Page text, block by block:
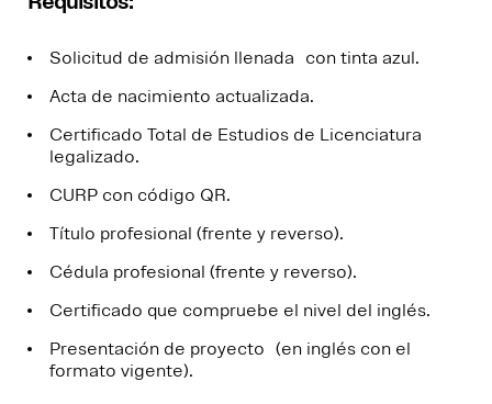
Solicitud de admisión llenada con tinta azul.
Acta de nacimiento actualizada.​
Certificado Total de Estudios de Licenciatura
legalizado.​
CURP con código QR​.
Título profesional (frente y reverso)​.
Cédula profesional (frente y reverso)​.
Certificado que compruebe el nivel del inglés​.
Presentación de proyecto (en inglés con el
formato vigente).